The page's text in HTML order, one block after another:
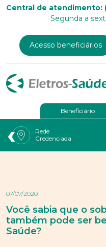
Central de atendimento:
Segunda a
Acesso beneficiários
Beneficiário
Rede
Credenciada
‹
07/07/2020
Você sabia que o
também pode ser
Saúde?